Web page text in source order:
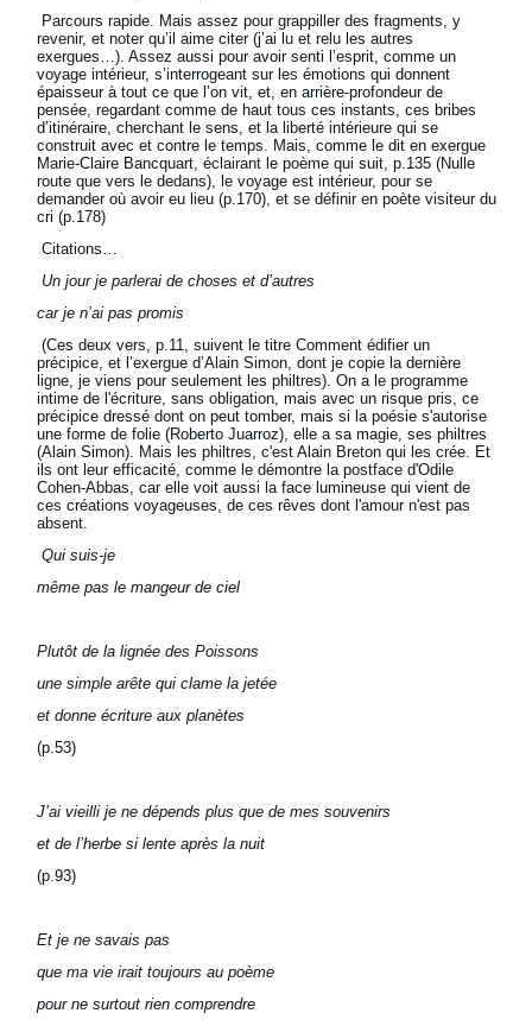
Parcours rapide. Mais assez pour grappiller des fragments, y
revenir, et noter qu’il aime citer (j’ai lu et relu les autres
exergues…). Assez aussi pour avoir senti l’esprit, comme un
voyage intérieur, s’interrogeant sur les émotions qui donnent
épaisseur à tout ce que l’on vit, et, en arrière-profondeur de
pensée, regardant comme de haut tous ces instants, ces bribes
d’itinéraire, cherchant le sens, et la liberté intérieure qui se
construit avec et contre le temps. Mais, comme le dit en exergue
Marie-Claire Bancquart, éclairant le poème qui suit, p.135 (Nulle
route que vers le dedans), le voyage est intérieur, pour se
demander où avoir eu lieu (p.170), et se définir en poète visiteur du
cri (p.178)
Citations…
Un jour je parlerai de choses et d’autres
car je n’ai pas promis
(Ces deux vers, p.11, suivent le titre Comment édifier un
précipice, et l’exergue d’Alain Simon, dont je copie la dernière
ligne, je viens pour seulement les philtres). On a le programme
intime de l'écriture, sans obligation, mais avec un risque pris, ce
précipice dressé dont on peut tomber, mais si la poésie s'autorise
une forme de folie (Roberto Juarroz), elle a sa magie, ses philtres
(Alain Simon). Mais les philtres, c'est Alain Breton qui les crée. Et
ils ont leur efficacité, comme le démontre la postface d'Odile
Cohen-Abbas, car elle voit aussi la face lumineuse qui vient de
ces créations voyageuses, de ces rêves dont l'amour n'est pas
absent.
Qui suis-je
même pas le mangeur de ciel
Plutôt de la lignée des Poissons
une simple arête qui clame la jetée
et donne écriture aux planètes
(p.53)
J’ai vieilli je ne dépends plus que de mes souvenirs
et de l’herbe si lente après la nuit
(p.93)
Et je ne savais pas
que ma vie irait toujours au poème
pour ne surtout rien comprendre